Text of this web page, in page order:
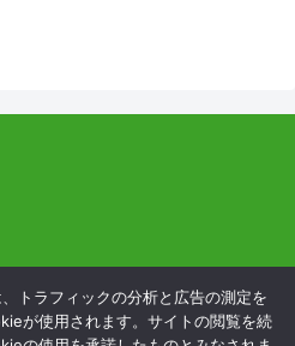
記
望の方はこちら
トラフィックの分析と広告の測定を
が使用されます。サイトの閲覧を続